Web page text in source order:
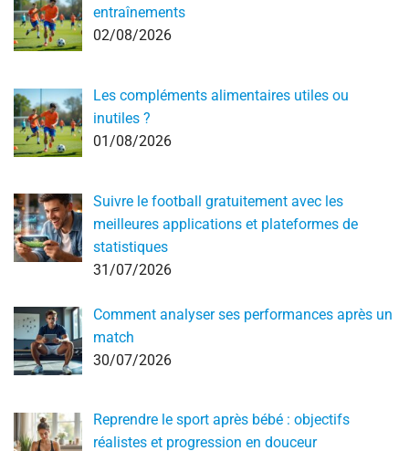
entraînements
02/08/2026
Les compléments alimentaires utiles ou
inutiles ?
01/08/2026
Suivre le football gratuitement avec les
meilleures applications et plateformes de
statistiques
31/07/2026
Comment analyser ses performances après un
match
30/07/2026
Reprendre le sport après bébé : objectifs
réalistes et progression en douceur